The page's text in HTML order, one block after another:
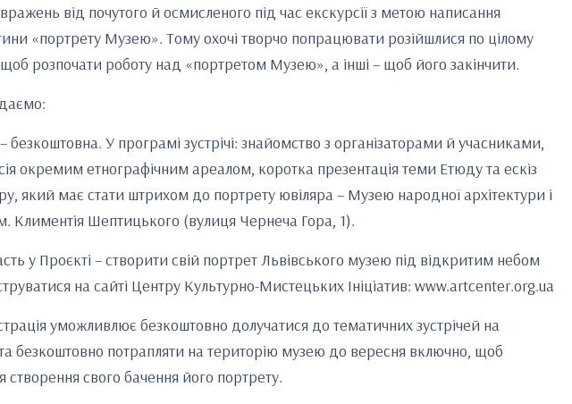
від почутого й осмисленого під час екскурсії з метою написання
«портрету Музею». Тому охочі творчо попрацювати розійшлися по цілому
розпочати роботу над «портретом Музею», а інші – щоб його закінчити.
безкоштовна. У програмі зустрічі: знайомство з організаторами й учасниками,
окремим етнографічним ареалом, коротка презентація теми Етюду та ескіз
який має стати штрихом до портрету ювіляра – Музею народної архітектури і
Климентія Шептицького (вулиця Чернеча Гора, 1).
у Проєкті – створити свій портрет Львівського музею під відкритим небом
на сайті Центру Культурно-Мистецьких Ініціатив: www.artcenter.org.ua
уможливлює безкоштовно долучатися до тематичних зустрічей на
безкоштовно потрапляти на територію музею до вересня включно, щоб
створення свого бачення його портрету.